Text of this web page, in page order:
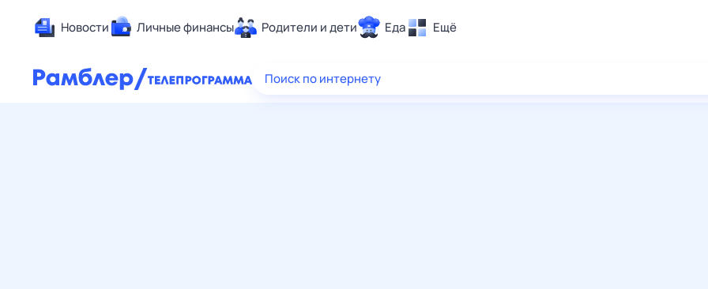
Новости Личные финансы Родители и дети Еда Ещё
Здоровье
Поиск по интернету